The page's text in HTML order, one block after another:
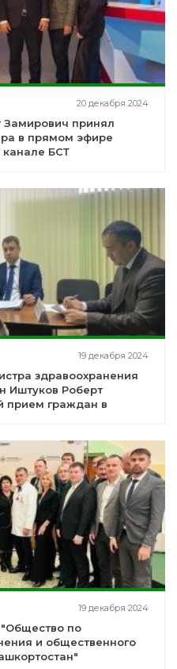
20 декабря 2024
Замирович принял
в прямом эфире
канале БСТ
19 декабря 2024
здравоохранения
Иштуков Роберт
прием граждан в
19 декабря 2024
по
и общественного